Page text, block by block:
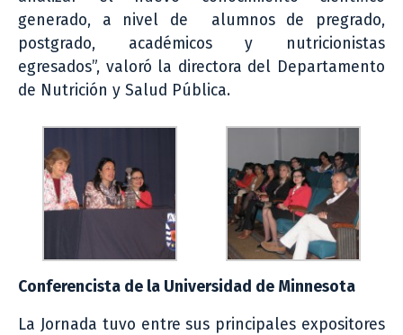
generado, a nivel de alumnos de pregrado,
postgrado, académicos y nutricionistas
egresados”, valoró la directora del Departamento
de Nutrición y Salud Pública.
Conferencista de la Universidad de Minnesota
La Jornada tuvo entre sus principales expositores